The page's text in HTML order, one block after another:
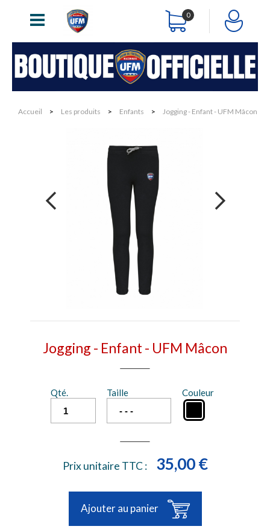
0
Accueil > Les produits > Enfants > Jogging - Enfant - UFM Mâcon
next
Jogging - Enfant - UFM Mâcon
Qté. Taille Couleur
Prix unitaire TTC : 35,00 €
Ajouter au panier